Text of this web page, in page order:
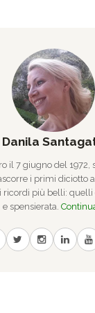
Danila
il 7 giugno del
i primi diciotto
ricordi più belli: quelli
e spensierata.